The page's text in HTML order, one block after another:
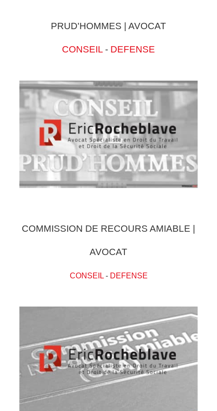
PRUD'HOMMES | AVOCAT
CONSEIL - DEFENSE
COMMISSION DE RECOURS AMIABLE |
AVOCAT
CONSEIL- DEFENSE